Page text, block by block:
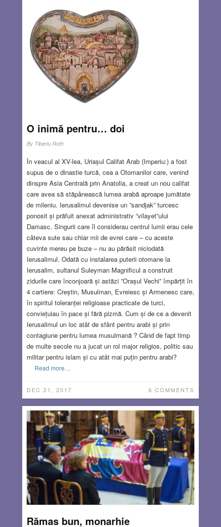
O inimă pentru… doi
By Tiberiu Roth
În veacul al XV-lea, Uriașul Califat Arab (Imperiu:) a fost
supus de o dinastie turcă, cea a Otomanilor care, venind
dinspre Asia Centrală prin Anatolia, a creat un nou califat
care avea să stăpânească lumea arabă aproape jumătate
de mileniu. Ierusalimul devenise un ”sandjak” turcesc
ponosit și prăfuit anexat administrativ ”vilayet”ului
Damasc. Singurii care îl considerau centrul lumii erau cele
câteva sute sau chiar mii de evrei care – cu aceste
cuvinte mereu pe buze – nu au părăsit niciodată
Ierusalimul. Odată cu instalarea puterii otomane la
Ierusalim, sultanul Suleyman Magnificul a construit
zidurile care înconjoară și astăzi ”Orașul Vechi” împărțit în
4 cartiere: Creștin, Musulman, Evreiesc și Armenesc care,
în spiritul toleranței religioase practicate de turci,
conviețuiau în pace și fără pizmă. Cum și de ce a devenit
Ierusalimul un loc atât de sfânt pentru arabi și prin
contagiune pentru lumea musulmană ? Când de fapt timp
de multe secole nu a jucat un rol major religios, politic sau
militar pentru islam și cu atât mai puțin pentru arabi?
Read more…
DEC 21, 2017 6 COMMENTS
Rămas bun, monarhie